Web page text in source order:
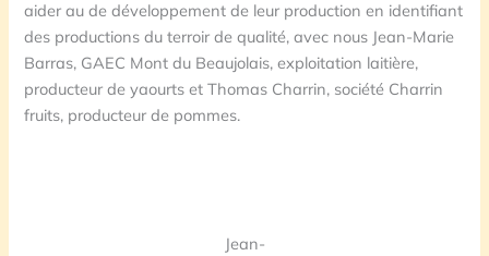
aider au de développement de leur production en identifiant
des productions du terroir de qualité, avec nous Jean-Marie
Barras, GAEC Mont du Beaujolais, exploitation laitière,
producteur de yaourts et Thomas Charrin, société Charrin
fruits, producteur de pommes.
Jean-